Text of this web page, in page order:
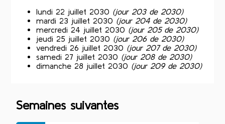
lundi 22 juillet 2030 (jour 203 de 2030)
mardi 23 juillet 2030 (jour 204 de 2030)
mercredi 24 juillet 2030 (jour 205 de 2030)
jeudi 25 juillet 2030 (jour 206 de 2030)
vendredi 26 juillet 2030 (jour 207 de 2030)
samedi 27 juillet 2030 (jour 208 de 2030)
dimanche 28 juillet 2030 (jour 209 de 2030)
Semaines suivantes